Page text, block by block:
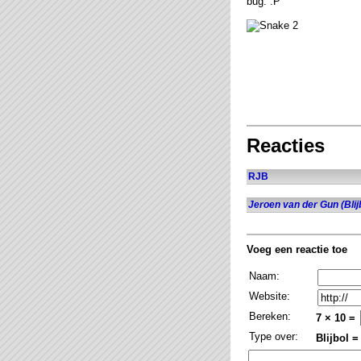
Reacties
RJB
Jeroen van der Gun
Voeg een reactie toe
Naam:
Website:
Bereken:
7 × 10 =
Type over:
Blijbol =